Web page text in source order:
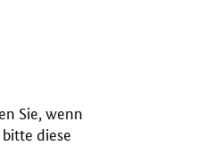
Sie, wenn
diese